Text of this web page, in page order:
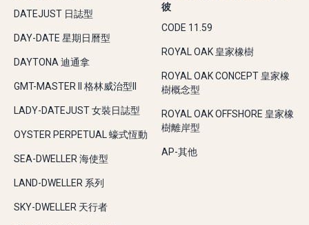
DATEJUST 日誌型
DAY-DATE 星期日曆型
DAYTONA 迪通拿
GMT-MASTER II 格林威治型II
LADY-DATEJUST 女裝日誌型
OYSTER PERPETUAL 蠔式恆動
SEA-DWELLER 海使型
LAND-DWELLER 系列
SKY-DWELLER 天行者
彼
CODE 11.59
ROYAL OAK 皇家橡樹
ROYAL OAK CONCEPT 皇家橡
樹概念型
ROYAL OAK OFFSHORE 皇家橡
樹離岸型
AP-其他